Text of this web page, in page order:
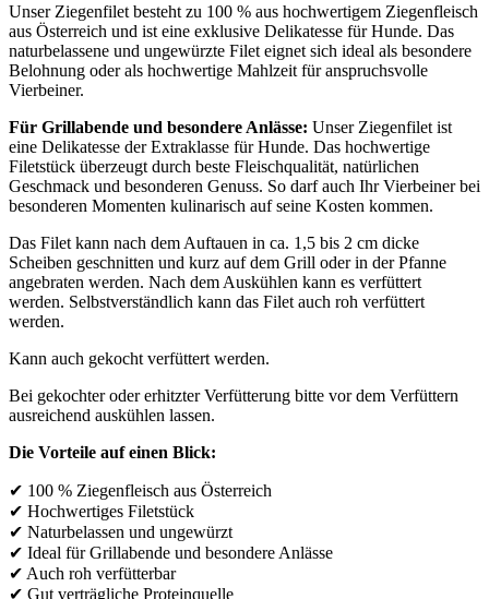
Unser Ziegenfilet besteht zu 100 % aus hochwertigem Ziegenfleisch
aus Österreich und ist eine exklusive Delikatesse für Hunde. Das
naturbelassene und ungewürzte Filet eignet sich ideal als besondere
Belohnung oder als hochwertige Mahlzeit für anspruchsvolle
Vierbeiner.
Für Grillabende und besondere Anlässe: Unser Ziegenfilet ist
eine Delikatesse der Extraklasse für Hunde. Das hochwertige
Filetstück überzeugt durch beste Fleischqualität, natürlichen
Geschmack und besonderen Genuss. So darf auch Ihr Vierbeiner bei
besonderen Momenten kulinarisch auf seine Kosten kommen.
Das Filet kann nach dem Auftauen in ca. 1,5 bis 2 cm dicke
Scheiben geschnitten und kurz auf dem Grill oder in der Pfanne
angebraten werden. Nach dem Auskühlen kann es verfüttert
werden. Selbstverständlich kann das Filet auch roh verfüttert
werden.
Kann auch gekocht verfüttert werden.
Bei gekochter oder erhitzter Verfütterung bitte vor dem Verfüttern
ausreichend auskühlen lassen.
Die Vorteile auf einen Blick:
✔ 100 % Ziegenfleisch aus Österreich
✔ Hochwertiges Filetstück
✔ Naturbelassen und ungewürzt
✔ Ideal für Grillabende und besondere Anlässe
✔ Auch roh verfütterbar
✔ Gut verträgliche Proteinquelle